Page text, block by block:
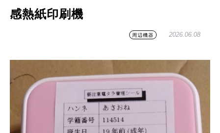
感熱紙印刷機
周辺機器 2026.06.08